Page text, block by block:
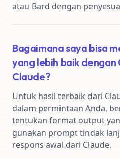
atau Bard dengan
Bagaimana saya bisa
yang lebih baik
Claude?
Untuk hasil terbaik dari
dalam permintaan Anda,
tentukan format output
gunakan prompt tindak
respons awal dari Claude.